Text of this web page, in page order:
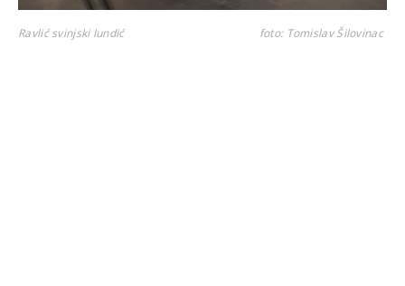
Ravlić svinjski lundić foto: Tomislav Šilovinac